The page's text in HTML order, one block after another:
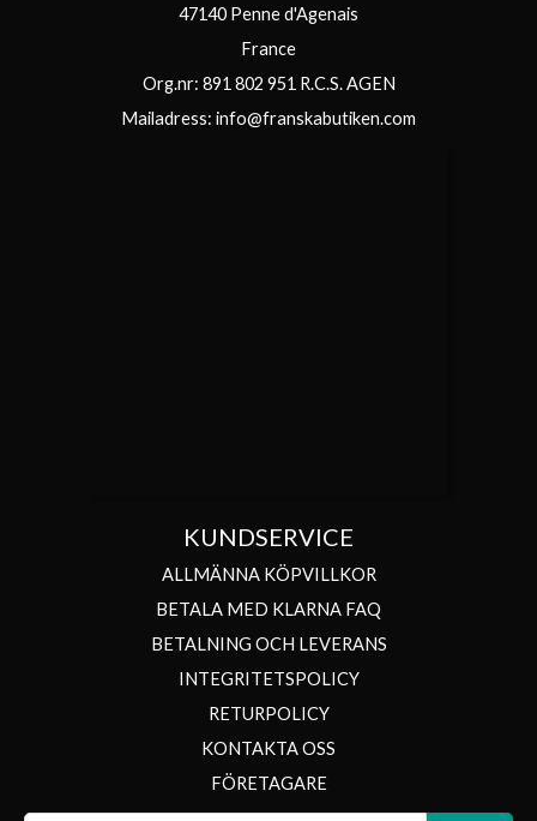
47140 Penne d'Agenais
France
Org.nr: 891 802 951 R.C.S. AGEN
Mailadress: info@franskabutiken.com
KUNDSERVICE
ALLMÄNNA KÖPVILLKOR
BETALA MED KLARNA FAQ
BETALNING OCH LEVERANS
INTEGRITETSPOLICY
RETURPOLICY
KONTAKTA OSS
FÖRETAGARE